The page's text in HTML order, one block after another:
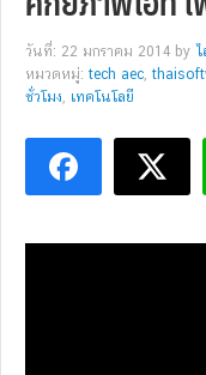
วันที่: 22 มกราคม 2014 by
หมวดหมู่:tech aec,
ชั่วโมง, เทคโนโลยี